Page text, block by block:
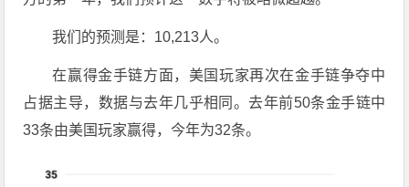
我们的预测是：10,213人。
在赢得金手链方面，美国玩家再次在金手链争夺中
占据主导，数据与去年几乎相同。去年前50条金手链中
33条由美国玩家赢得，今年为32条。